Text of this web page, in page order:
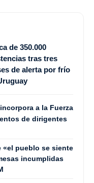
de 350.000
tras tres
de alerta por frío
a la Fuerza
de dirigentes
«el pueblo se siente
incumplidas